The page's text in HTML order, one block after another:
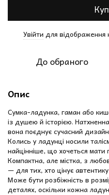
Увійти для відображення
До обраного
Опис
Сумка-ладунка, гаман або
із душею й історією.
вона поєднує сучасний
Колись у ладунці носили
найцінніше, що хочеться мати
Компактна, але містка, з
— для тих, хто цінує
Може бути розбіжність в
деталях, оскільки кожна